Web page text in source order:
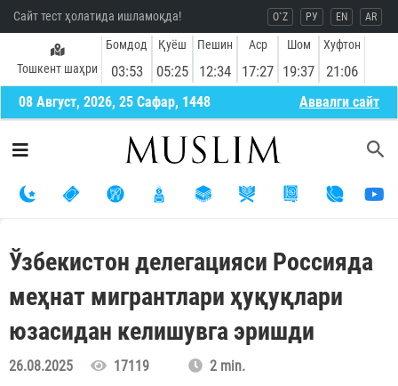
Сайт тест ҳолатида ишламоқда! O`Z РУ EN AR
Тошкент шаҳри
Бомдод
03:53
Қуёш
05:25
Пешин
12:34
Аср
17:27
Шом
19:37
Хуфтон
21:06
08 Август, 2026, 25 Сафар, 1448 Aввалги сайт
Ўзбекистон делегацияси Россияда
меҳнат мигрантлари ҳуқуқлари
юзасидан келишувга эришди
26.08.2025 17119 2 min.